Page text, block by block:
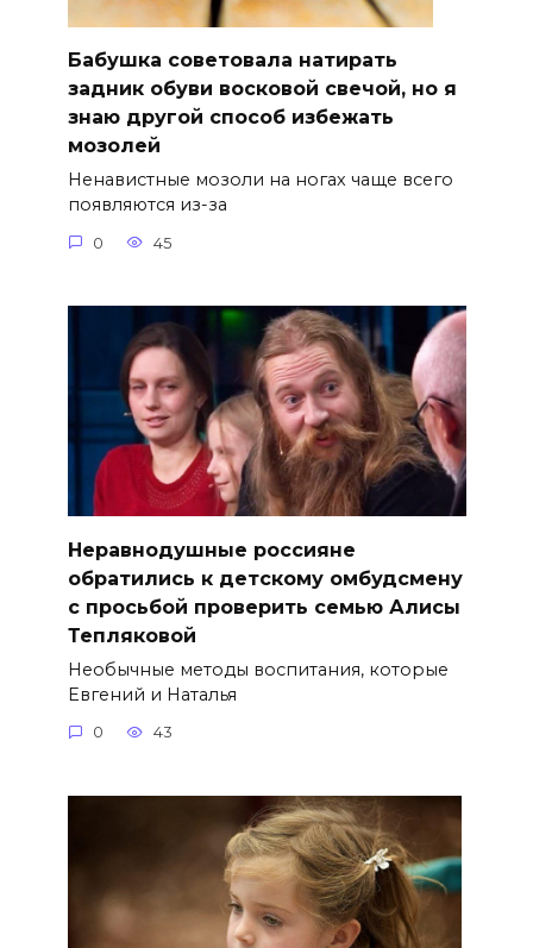
Бабушка советовала натирать
задник обуви восковой свечой, но я
знаю другой способ избежать
мозолей
Ненавистные мозоли на ногах чаще всего
появляются из-за
0 45
Неравнодушные россияне
обратились к детскому омбудсмену
с просьбой проверить семью Алисы
Тепляковой
Необычные методы воспитания, которые
Евгений и Наталья
0 43